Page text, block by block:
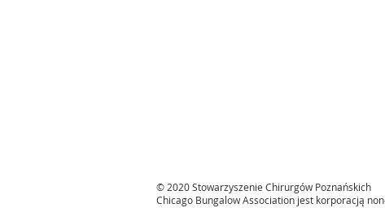
© 2020 Stowarzyszenie Chirurgów Poznańskich
Chicago Bungalow Association jest korporacją